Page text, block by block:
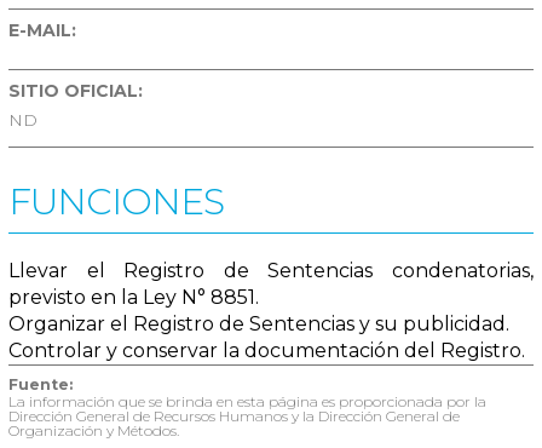
E-MAIL:
SITIO OFICIAL:
ND
FUNCIONES
Llevar el Registro de Sentencias condenatorias,
previsto en la Ley N° 8851.
Organizar el Registro de Sentencias y su publicidad.
Controlar y conservar la documentación del Registro.
Fuente:
La información que se brinda en esta página es proporcionada por la
Dirección General de Recursos Humanos y la Dirección General de
Organización y Métodos.